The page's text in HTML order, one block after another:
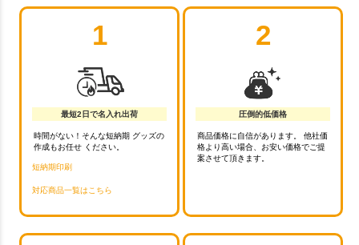
1
最短2日で名入れ出荷
時間がない！そんな短納期 グッズの
作成もお任せ ください。
短納期印刷
対応商品一覧はこちら
2
圧倒的低価格
商品価格に自信があります。 他社価
格より高い場合、お安い価格でご提
案させて頂きます。